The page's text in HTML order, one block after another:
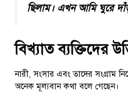
ছিলাম। এখন আমি ঘুরে
বিখ্যাত ব্যক্তিদের
নারী, সংসার এবং তাদের সংগ্রাম
অনেক মূল্যবান কথা বলে গেছেন।